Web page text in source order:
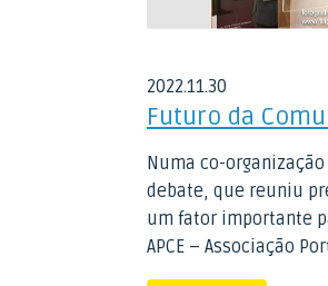
2022.11.30
Futuro da
Numa co-
debate, que reuniu
um fator importante
APCE – Associação